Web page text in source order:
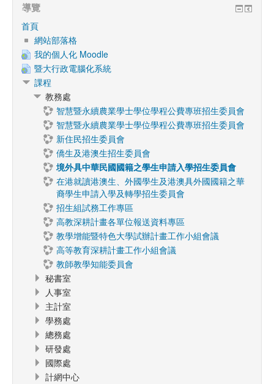
導覽
首頁
網站部落格
我的個人化 Moodle
暨大行政電腦化系統
課程
教務處
智慧暨永續農業學士學位學程公費專班招生委員會
智慧暨永續農業學士學位學程公費專班招生委員會
新住民招生委員會
僑生及港澳生招生委員會
境外具中華民國國籍之學生申請入學招生委員會
在港就讀港澳生、外國學生及港澳具外國國籍之華
裔學生申請入學及轉學招生委員會
招生組試務工作專區
高教深耕計畫各單位報送資料專區
教學增能暨特色大學試辦計畫工作小組會議
高等教育深耕計畫工作小組會議
教師教學知能委員會
秘書室
人事室
主計室
學務處
總務處
研發處
國際處
計網中心